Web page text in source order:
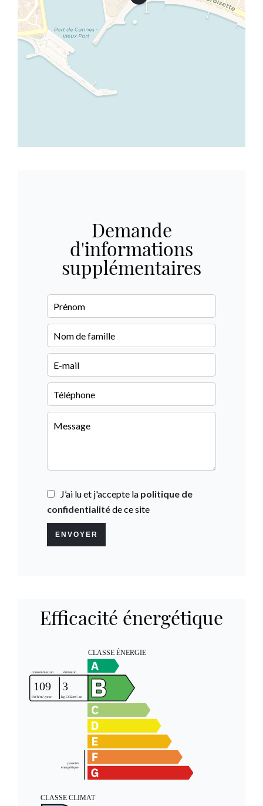
Demande
d'informations
supplémentaires
J’ai lu et j'accepte la politique de
confidentialitéde ce site
ENVOYER
Efficacité énergétique